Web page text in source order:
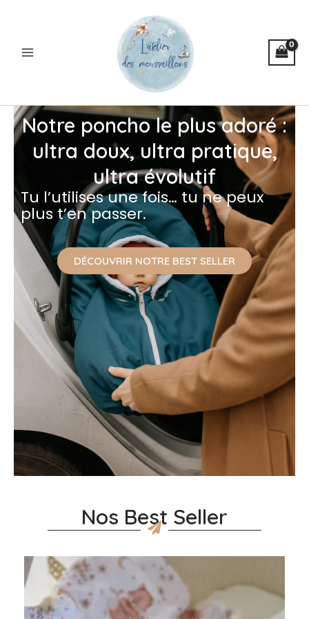
Notre poncho le plus adoré :
ultra doux, ultra pratique,
ultra évolutif
Tu l’utilises une fois… tu ne peux
plus t’en passer.
DÉCOUVRIR NOTRE BEST SELLER
Nos Best Seller
Ce
produit
plusieurs